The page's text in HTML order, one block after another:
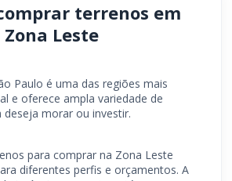
terrenos em
Zona Leste
Paulo é uma das regiões mais
e oferece ampla variedade de
morar ou investir.
para comprar na Zona Leste
diferentes perfis e orçamentos. A